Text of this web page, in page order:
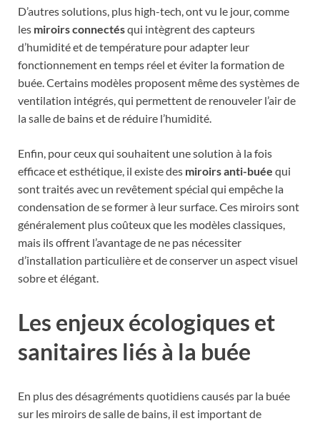
D’autres solutions, plus high-tech, ont vu le jour, comme
les miroirs connectésqui intègrent des capteurs
d’humidité et de température pour adapter leur
fonctionnement en temps réel et éviter la formation de
buée. Certains modèles proposent même des systèmes de
ventilation intégrés, qui permettent de renouveler l’air de
la salle de bains et de réduire l’humidité.
Enfin, pour ceux qui souhaitent une solution à la fois
efficace et esthétique, il existe des miroirs anti-buée qui
sont traités avec un revêtement spécial qui empêche la
condensation de se former à leur surface. Ces miroirs sont
généralement plus coûteux que les modèles classiques,
mais ils offrent l’avantage de ne pas nécessiter
d’installation particulière et de conserver un aspect visuel
sobre et élégant.
Les enjeux écologiques et
sanitaires liés à la buée
En plus des désagréments quotidiens causés par la buée
sur les miroirs de salle de bains, il est important de